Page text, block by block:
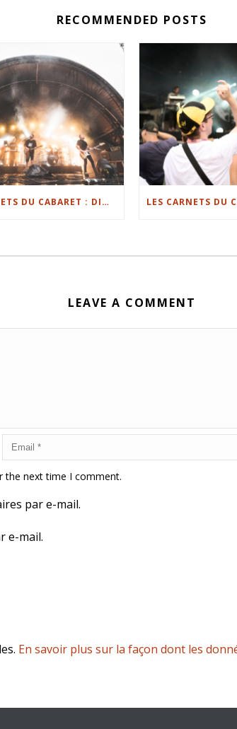
RECOMMENDED POSTS
LES CARNETS DU CABARET : DIMANCHE SANS PLUIE, LE FESTIVAL SE RÉJOUIT
LEAVE A COMMENT
the next time I comment.
par e-mail.
e-mail.
En savoir plus sur la façon dont les